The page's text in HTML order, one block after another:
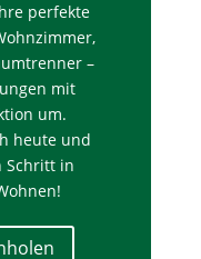
perfekte
–
mit
um.
heute und
Schritt in